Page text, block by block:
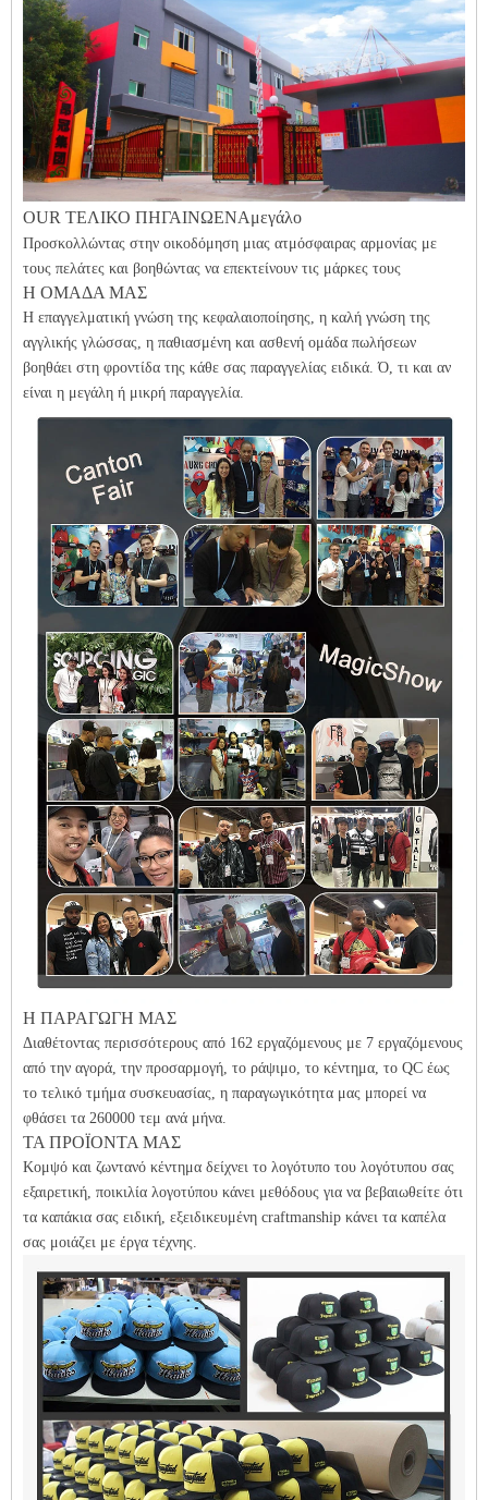
ΟUR ΤΕΛΙΚΟ ΠΗΓΑΙΝΩΕΝΑμεγάλο
Προσκολλώντας στην οικοδόμηση μιας ατμόσφαιρας αρμονίας με
τους πελάτες και βοηθώντας να επεκτείνουν τις μάρκες τους
Η ΟΜΑΔΑ ΜΑΣ
Η επαγγελματική γνώση της κεφαλαιοποίησης, η καλή γνώση της
αγγλικής γλώσσας, η παθιασμένη και ασθενή ομάδα πωλήσεων
βοηθάει στη φροντίδα της κάθε σας παραγγελίας ειδικά. Ό, τι και αν
είναι η μεγάλη ή μικρή παραγγελία.
Η ΠΑΡΑΓΩΓΗ ΜΑΣ
Διαθέτοντας περισσότερους από 162 εργαζόμενους με 7 εργαζόμενους
από την αγορά, την προσαρμογή, το ράψιμο, το κέντημα, το QC έως
το τελικό τμήμα συσκευασίας, η παραγωγικότητα μας μπορεί να
φθάσει τα 260000 τεμ ανά μήνα.
ΤΑ ΠΡΟΪΟΝΤΑ ΜΑΣ
Κομψό και ζωντανό κέντημα δείχνει το λογότυπο του λογότυπου σας
εξαιρετική, ποικιλία λογοτύπου κάνει μεθόδους για να βεβαιωθείτε ότι
τα καπάκια σας ειδική, εξειδικευμένη craftmanship κάνει τα καπέλα
σας μοιάζει με έργα τέχνης.